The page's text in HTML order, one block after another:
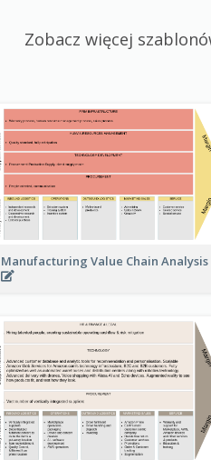
Zobacz więcej
Manufacturing Value Chain Analysis